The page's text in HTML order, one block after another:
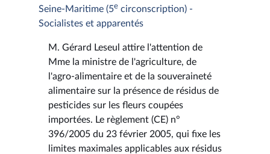
Seine-Maritime (5e circonscription) -
Socialistes et apparentés
M. Gérard Leseul attire l'attention de
Mme la ministre de l'agriculture, de
l'agro-alimentaire et de la souveraineté
alimentaire sur la présence de résidus de
pesticides sur les fleurs coupées
importées. Le règlement (CE) n°
396/2005 du 23 février 2005, qui fixe les
limites maximales applicables aux résidus